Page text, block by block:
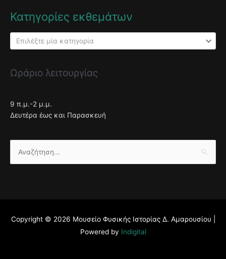
Κατηγορίες εκθεμάτων
Επιλέξτε μία κατηγορία
Ωράριο λειτουργίας
9 π.μ.-2 μ.μ.
Δευτέρα έως και Παρασκευή
Αναζήτηση
για:
Copyright © 2026 Μουσείο Φυσικής Ιστορίας Δ. Αμαρουσίου
Powered by Indigital